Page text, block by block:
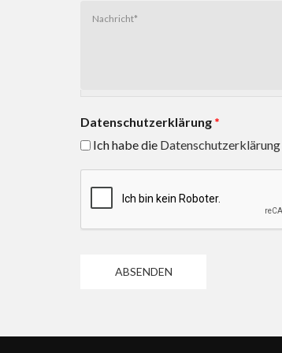
Datenschutzerklärung *
Ich habe die Datenschutzerklärung